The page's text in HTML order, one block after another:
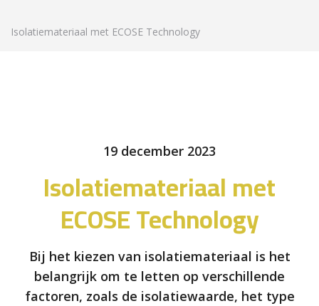
Isolatiemateriaal met ECOSE Technology
19 december 2023
Isolatiemateriaal met
ECOSE Technology
Bij het kiezen van isolatiemateriaal is het
belangrijk om te letten op verschillende
factoren, zoals de isolatiewaarde, het type